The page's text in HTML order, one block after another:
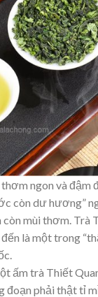
ngon và đậm
còn dư hương”
mùi thơm. Trà
là một trong
ấm trà Thiết
đoạn phải thật tỉ